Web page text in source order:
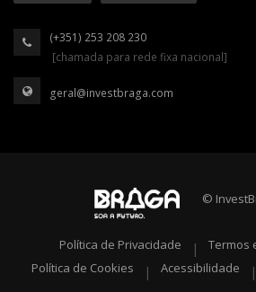
(+351) 253 208 230
[chamada para rede fixa nacional]
geral@investbraga.com
©
Política de Privacidade | Termos
Política de Cookies | Acessibilidade |